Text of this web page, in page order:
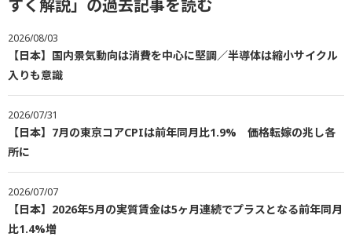
すく解説」の過去記事を読む
2026/08/03
【日本】国内景気動向は消費を中心に堅調／半導体は縮小サイクル
入りも意識
2026/07/31
【日本】7月の東京コアCPIは前年同月比1.9% 価格転嫁の兆し各
所に
2026/07/07
【日本】2026年5月の実質賃金は5ヶ月連続でプラスとなる前年同月
比1.4%増